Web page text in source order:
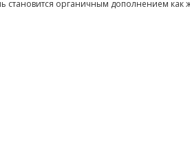
органичным дополнением как